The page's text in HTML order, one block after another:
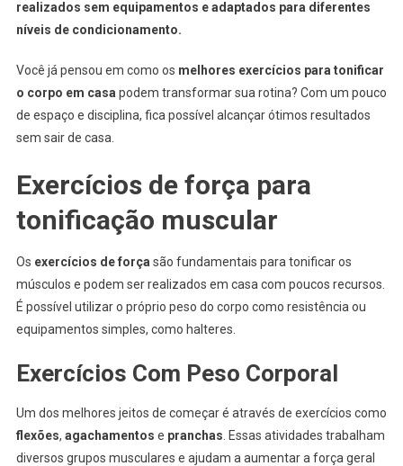
realizados sem equipamentos e adaptados para diferentes
níveis de condicionamento.
Você já pensou em como os melhores exercícios para tonificar
o corpo em casa podem transformar sua rotina? Com um pouco
de espaço e disciplina, fica possível alcançar ótimos resultados
sem sair de casa.
Exercícios de força para
tonificação muscular
Os exercícios de força são fundamentais para tonificar os
músculos e podem ser realizados em casa com poucos recursos.
É possível utilizar o próprio peso do corpo como resistência ou
equipamentos simples, como halteres.
Exercícios Com Peso Corporal
Um dos melhores jeitos de começar é através de exercícios como
flexões, agachamentos e pranchas . Essas atividades trabalham
diversos grupos musculares e ajudam a aumentar a força geral